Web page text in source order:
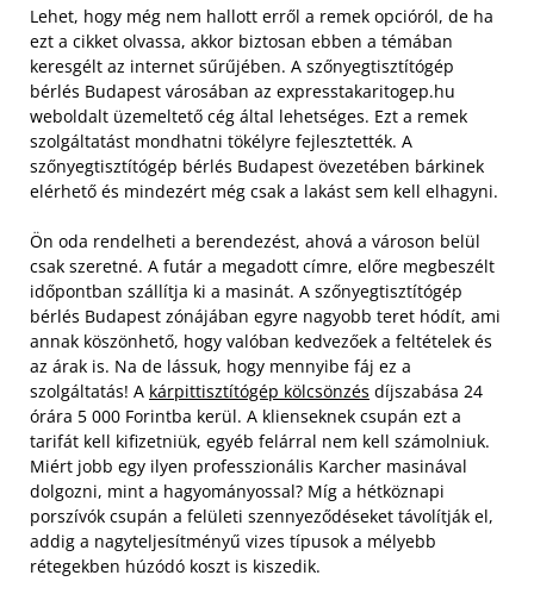
Lehet, hogy még nem hallott erről a remek opcióról, de ha
ezt a cikket olvassa, akkor biztosan ebben a témában
keresgélt az internet sűrűjében. A szőnyegtisztítógép
bérlés Budapest városában az expresstakaritogep.hu
weboldalt üzemeltető cég által lehetséges. Ezt a remek
szolgáltatást mondhatni tökélyre fejlesztették. A
szőnyegtisztítógép bérlés Budapest övezetében bárkinek
elérhető és mindezért még csak a lakást sem kell elhagyni.
Ön oda rendelheti a berendezést, ahová a városon belül
csak szeretné. A futár a megadott címre, előre megbeszélt
időpontban szállítja ki a masinát. A szőnyegtisztítógép
bérlés Budapest zónájában egyre nagyobb teret hódít, ami
annak köszönhető, hogy valóban kedvezőek a feltételek és
az árak is. Na de lássuk, hogy mennyibe fáj ez a
szolgáltatás! A kárpittisztítógép kölcsönzés díjszabása 24
órára 5 000 Forintba kerül. A klienseknek csupán ezt a
tarifát kell kifizetniük, egyéb felárral nem kell számolniuk.
Miért jobb egy ilyen professzionális Karcher masinával
dolgozni, mint a hagyományossal? Míg a hétköznapi
porszívók csupán a felületi szennyeződéseket távolítják el,
addig a nagyteljesítményű vizes típusok a mélyebb
rétegekben húzódó koszt is kiszedik.